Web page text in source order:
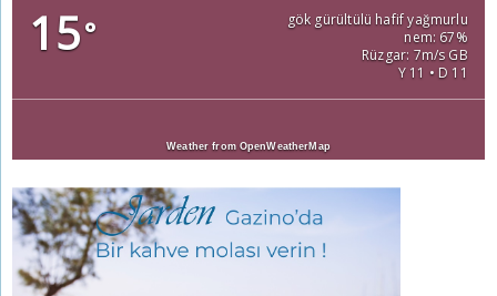
15°
gök gürültülü hafif yağmurlu
nem: 67%
Rüzgar: 7m/s GB
Y 11 • D 11
Weather from OpenWeatherMap